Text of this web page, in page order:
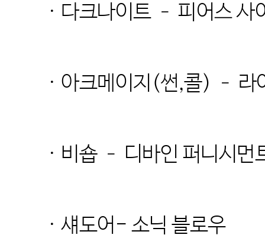
· 다크나이트 – 피어스 사
· 아크메이지(썬,콜) – 라
· 비숍 – 디바인 퍼니시먼
· 섀도어- 소닉 블로우